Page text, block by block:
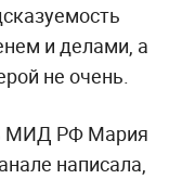
и делами, а
не очень.
МИД РФ Мария
написала,